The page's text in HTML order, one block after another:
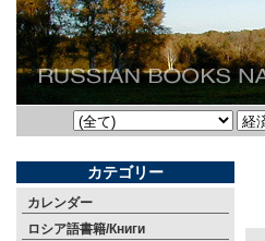
カテゴリー
カレンダー
ロシア語書籍/Книги